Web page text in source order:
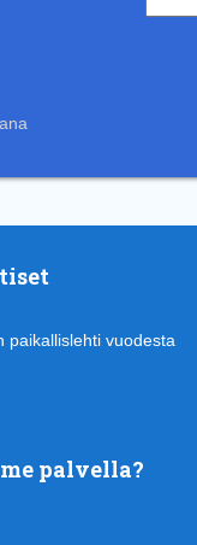
paikallislehti vuodesta
palvella?